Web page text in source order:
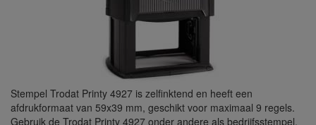
Stempel Trodat Printy 4927 is zelfinktend en heeft een
afdrukformaat van 59x39 mm, geschikt voor maximaal 9 regels.
Gebruik de Trodat Printy 4927 onder andere als bedrijfsstempel,